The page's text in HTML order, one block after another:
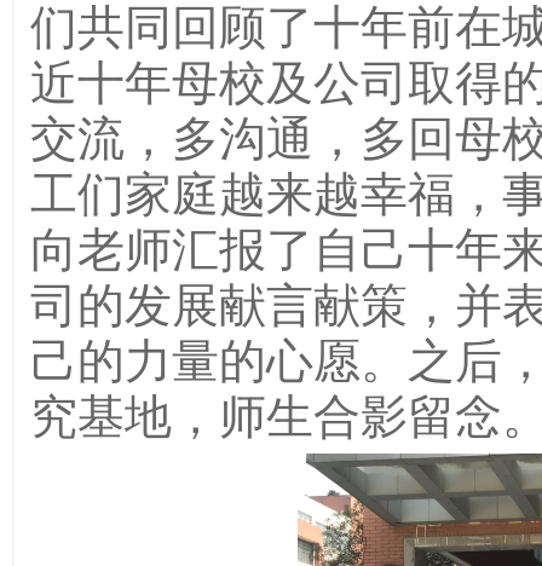
们共同回顾了十年前在
近十年母校及公司取得
交流，多沟通， 多回母
工们家庭越来越幸福，
向老师汇报了 自己十年
司的发展献言献策， 并
己的力量的心愿。 之后
究基地，师生合影留念